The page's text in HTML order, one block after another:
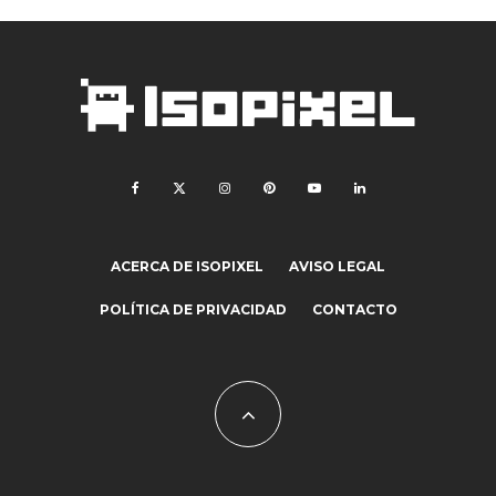
ACERCA DE ISOPIXEL AVISO LEGAL
POLÍTICA DE PRIVACIDAD CONTACTO